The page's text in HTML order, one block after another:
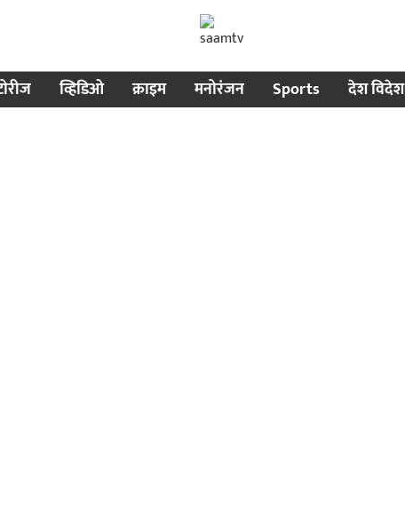
व्हिडिओ क्राइम मनोरंजन Sports देश विदेश